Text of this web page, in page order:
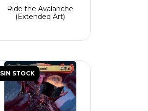
Ride the Avalanche
(Extended Art)
SIN STOCK